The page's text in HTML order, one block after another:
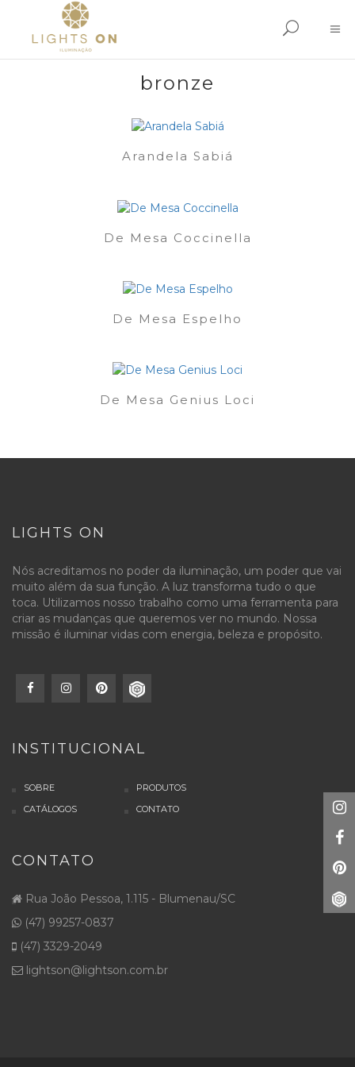
bronze
Arandela Sabiá
De Mesa Coccinella
De Mesa Espelho
De Mesa Genius Loci
LIGHTS ON
Nós acreditamos no poder da iluminação, um poder que vai
muito além da sua função. A luz transforma tudo o que
toca. Utilizamos nosso trabalho como uma ferramenta para
criar as mudanças que queremos ver no mundo. Nossa
missão é iluminar vidas com energia, beleza e propósito.
INSTITUCIONAL
SOBRE
PRODUTOS
CATÁLOGOS
CONTATO
CONTATO
Rua João Pessoa, 1.115 - Blumenau/SC
(47) 99257-0837
(47) 3329-2049
lightson@lightson.com.br